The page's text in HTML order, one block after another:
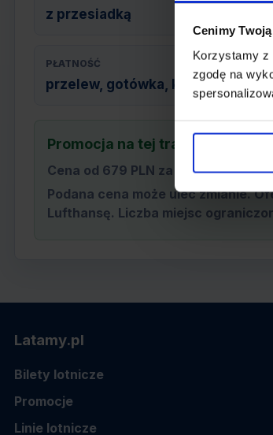
Cenimy
Korzystamy
zgodę na
z przesiadką
PŁATNOŚĆ
przelew, gotówka, karta
Promocja na tej trasie
Cena od 679 PLN za osobę.
Podana cena może ulec zmianie.
Lufthansę. Liczba miejsc
Latamy.pl
Bilety lotnicze
Promocje
Linie lotnicze